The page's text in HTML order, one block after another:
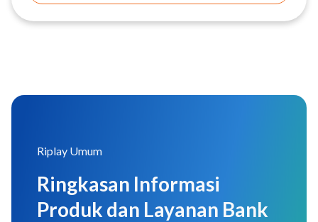
Riplay Umum
Ringkasan Informasi
Produk dan Layanan Bank